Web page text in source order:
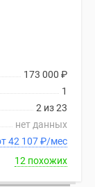
173 000 ₽
1
2 из 23
нет данных
В ипотеку от 42 107₽/мес
12 похожих